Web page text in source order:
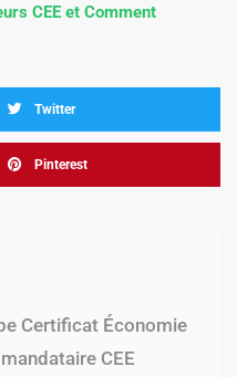
CEE et Comment
Twitter
Pinterest
Certificat Économie
CEE